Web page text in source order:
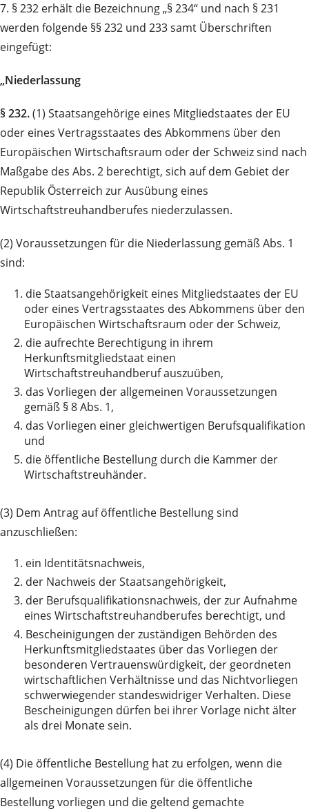
7. § 232 erhält die Bezeichnung „§ 234“ und nach § 231
werden folgende §§ 232 und 233 samt Überschriften
eingefügt:
„Niederlassung
§ 232.(1) Staatsangehörige eines Mitgliedstaates der EU
oder eines Vertragsstaates des Abkommens über den
Europäischen Wirtschaftsraum oder der Schweiz sind nach
Maßgabe des Abs. 2 berechtigt, sich auf dem Gebiet der
Republik Österreich zur Ausübung eines
Wirtschaftstreuhandberufes niederzulassen.
(2) Voraussetzungen für die Niederlassung gemäß Abs. 1
sind:
1. die Staatsangehörigkeit eines Mitgliedstaates der EU
oder eines Vertragsstaates des Abkommens über den
Europäischen Wirtschaftsraum oder der Schweiz,
2. die aufrechte Berechtigung in ihrem
Herkunftsmitgliedstaat einen
Wirtschaftstreuhandberuf auszuüben,
3. das Vorliegen der allgemeinen Voraussetzungen
gemäß § 8 Abs. 1,
4. das Vorliegen einer gleichwertigen Berufsqualifikation
und
5. die öffentliche Bestellung durch die Kammer der
Wirtschaftstreuhänder.
(3) Dem Antrag auf öffentliche Bestellung sind
anzuschließen:
1. ein Identitätsnachweis,
2. der Nachweis der Staatsangehörigkeit,
3. der Berufsqualifikationsnachweis, der zur Aufnahme
eines Wirtschaftstreuhandberufes berechtigt, und
4. Bescheinigungen der zuständigen Behörden des
Herkunftsmitgliedstaates über das Vorliegen der
besonderen Vertrauenswürdigkeit, der geordneten
wirtschaftlichen Verhältnisse und das Nichtvorliegen
schwerwiegender standeswidriger Verhalten. Diese
Bescheinigungen dürfen bei ihrer Vorlage nicht älter
als drei Monate sein.
(4) Die öffentliche Bestellung hat zu erfolgen, wenn die
allgemeinen Voraussetzungen für die öffentliche
Bestellung vorliegen und die geltend gemachte